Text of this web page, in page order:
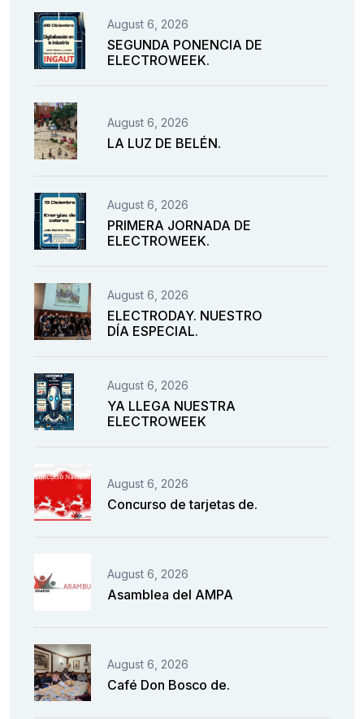
August 6, 2026
SEGUNDA PONENCIA DE
ELECTROWEEK.
August 6, 2026
LA LUZ DE BELÉN.
August 6, 2026
PRIMERA JORNADA DE
ELECTROWEEK.
August 6, 2026
ELECTRODAY. NUESTRO
DÍA ESPECIAL.
August 6, 2026
YA LLEGA NUESTRA
ELECTROWEEK
August 6, 2026
Concurso de tarjetas de.
August 6, 2026
Asamblea del AMPA
August 6, 2026
Café Don Bosco de.